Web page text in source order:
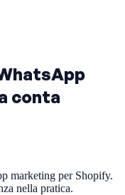
conta
marketing per Shopify.
nella pratica.